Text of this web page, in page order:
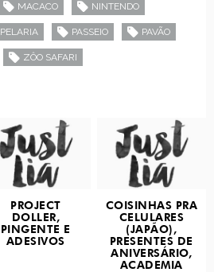
MACACO NINTENDO
PASSEIO PAVÃO
ZÔO SAFARI
PROJECT
DOLLER,
PINGENTE E
ADESIVOS
COISINHAS PRA
CELULARES
(JAPÃO),
PRESENTES DE
ANIVERSÁRIO,
ACADEMIA